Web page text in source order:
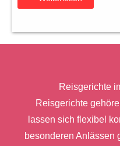
Reisgerichte
Reisgerichte
lassen sich flexibel
besonderen Anlässen